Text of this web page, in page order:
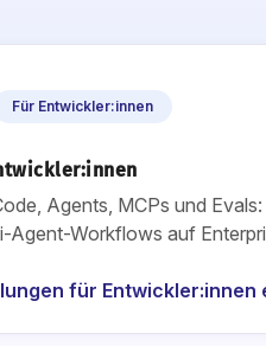
Für Entwickler:innen
Agents, MCPs und
Agent-Workflows auf
für Entwickler:innen